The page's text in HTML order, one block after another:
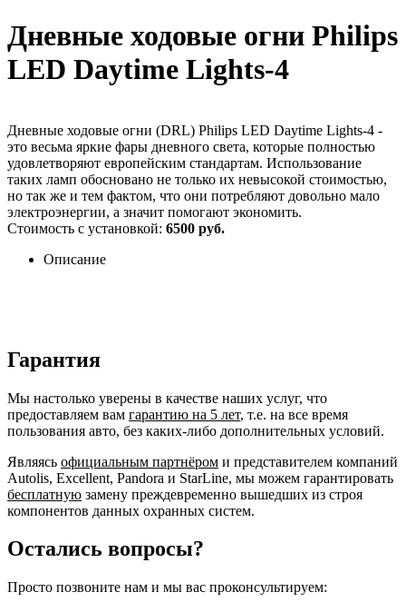
Дневные ходовые огни Philips
LED Daytime Lights-4
Дневные ходовые огни (DRL) Philips LED Daytime Lights-4 -
это весьма яркие фары дневного света, которые полностью
удовлетворяют европейским стандартам. Использование
таких ламп обосновано не только их невысокой стоимостью,
но так же и тем фактом, что они потребляют довольно мало
электроэнергии, а значит помогают экономить.
Стоимость с установкой: 6500 руб.
Описание
Гарантия
Мы настолько уверены в качестве наших услуг, что
предоставляем вам гарантию на 5 лет, т.е. на все время
пользования авто, без каких-либо дополнительных условий.
Являясь официальным партнёром и представителем компаний
Autolis, Excellent, Pandora и StarLine, мы можем гарантировать
бесплатную замену преждевременно вышедших из строя
компонентов данных охранных систем.
Остались вопросы?
Просто позвоните нам и мы вас проконсультируем: